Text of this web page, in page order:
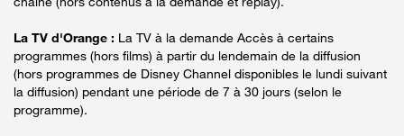
La TV d'Orange : La TV à la demande Accès à certains
programmes (hors films) à partir du lendemain de la diffusion
(hors programmes de Disney Channel disponibles le lundi suivant
la diffusion) pendant une période de 7 à 30 jours (selon le
programme).